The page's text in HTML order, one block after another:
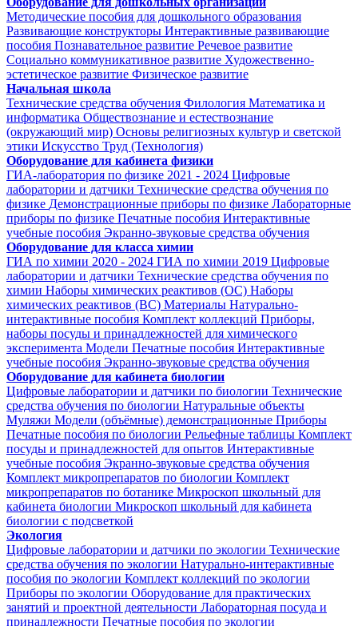
Методические пособия для дошкольного образования
Развивающие конструкторы Интерактивные развивающие
пособия Познавательное развитие Речевое развитие
Социально коммуникативное развитие Художественно-
эстетическое развитие Физическое развитие
Начальная школа
Технические средства обучения Филология Математика и
информатика Обществознание и естествознание
(окружающий мир) Основы религиозных культур и светской
этики Искусство Труд (Технология)
Оборудование для кабинета физики
ГИА-лаборатория по физике 2021 - 2024 Цифровые
лаборатории и датчики Технические средства обучения по
физике Демонстрационные приборы по физике Лабораторные
приборы по физике Печатные пособия Интерактивные
учебные пособия Экранно-звуковые средства обучения
Оборудование для класса химии
ГИА по химии 2020 - 2024 ГИА по химии 2019 Цифровые
лаборатории и датчики Технические средства обучения по
химии Наборы химических реактивов (ОС) Наборы
химических реактивов (ВС) Материалы Натурально-
интерактивные пособия Комплект коллекций Приборы,
наборы посуды и принадлежностей для химического
эксперимента Модели Печатные пособия Интерактивные
учебные пособия Экранно-звуковые средства обучения
Оборудование для кабинета биологии
Цифровые лаборатории и датчики по биологии Технические
средства обучения по биологии Натуральные объекты
Муляжи Модели (объёмные) демонстрационные Приборы
Печатные пособия по биологии Рельефные таблицы Комплект
посуды и принадлежностей для опытов Интерактивные
учебные пособия Экранно-звуковые средства обучения
Комплект микропрепаратов по биологии Комплект
микропрепаратов по ботанике Микроскоп школьный для
кабинета биологии Микроскоп школьный для кабинета
биологии с подсветкой
Экология
Цифровые лаборатории и датчики по экологии Технические
средства обучения по экологии Натурально-интерактивные
пособия по экологии Комплект коллекций по экологии
Приборы по экологии Оборудование для практических
занятий и проектной деятельности Лабораторная посуда и
принадлежности Печатные пособия по экологии